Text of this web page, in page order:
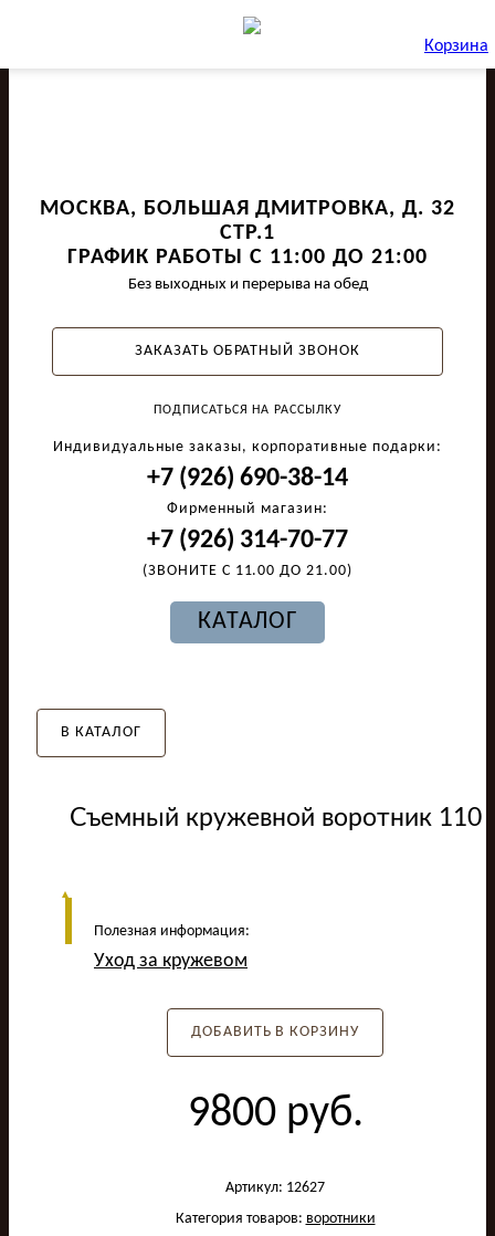
МОСКВА, БОЛЬШАЯ ДМИТРОВКА, Д. 32
СТР.1
ГРАФИК РАБОТЫ С 11:00 ДО 21:00
Без выходных и перерыва на обед
ЗАКАЗАТЬ ОБРАТНЫЙ ЗВОНОК
ПОДПИСАТЬСЯ НА РАССЫЛКУ
Индивидуальные заказы, корпоративные подарки:
+7 (926) 690-38-14
Фирменный магазин:
+7 (926) 314-70-77
(ЗВОНИТЕ С 11.00 ДО 21.00)
КАТАЛОГ
Корзина
В КАТАЛОГ
Съемный кружевной воротник 110
Полезная информация:
Уход за кружевом
ДОБАВИТЬ В КОРЗИНУ
9800руб.
Артикул: 12627
Категория товаров: воротники